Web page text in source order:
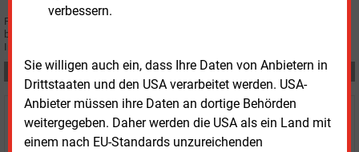
verbessern.
Sie willigen auch ein, dass Ihre Daten von Anbietern in
Drittstaaten und den USA verarbeitet werden. USA-
Anbieter müssen ihre Daten an dortige Behörden
weitergegeben. Daher werden die USA als ein Land mit
einem nach EU-Standards unzureichenden
Phillips 66 hält an seinem deutschen und österreichischen Retailgeschäft
bald nur noch einen Minderheitsanteil. Die Mehrheit wurde an strategische
Investoren verkauft.
Teilen:
Haben Sie Interesse an Content oder
Mehrfachzugängen für Ihr Unternehmen?